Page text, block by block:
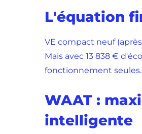
L'équation
VE compact neuf
Mais avec 13 838 €
fonctionnement seules.
WAAT :
intelligente